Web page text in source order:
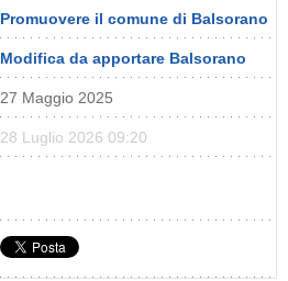
Promuovere il comune di Balsorano
Modifica da apportare Balsorano
27 Maggio 2025
28 Luglio 2026 09:20